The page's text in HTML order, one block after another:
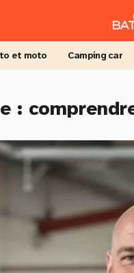
et moto Camping car
: